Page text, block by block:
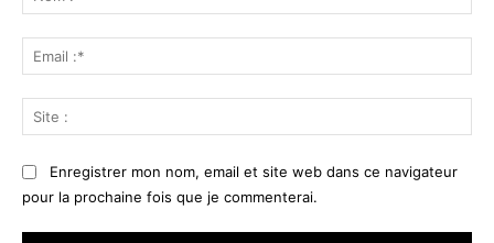
:*
:*
:
Enregistrer mon nom, email et site web dans ce navigateur
pour la prochaine fois que je commenterai.